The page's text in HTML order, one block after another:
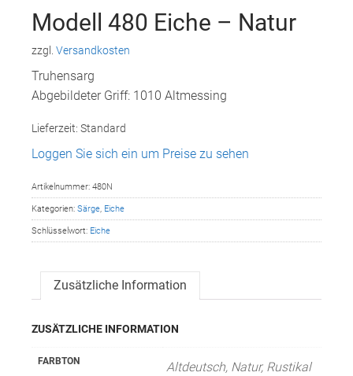
Modell 480 Eiche – Natur
zzgl. Versandkosten
Truhensarg
Abgebildeter Griff: 1010 Altmessing
Lieferzeit: Standard
Loggen Sie sich ein um Preise zu sehen
Artikelnummer: 480N
Kategorien: Särge, Eiche
Schlüsselwort: Eiche
Zusätzliche Information
ZUSÄTZLICHE INFORMATION
FARBTON Altdeutsch, Natur, Rustikal